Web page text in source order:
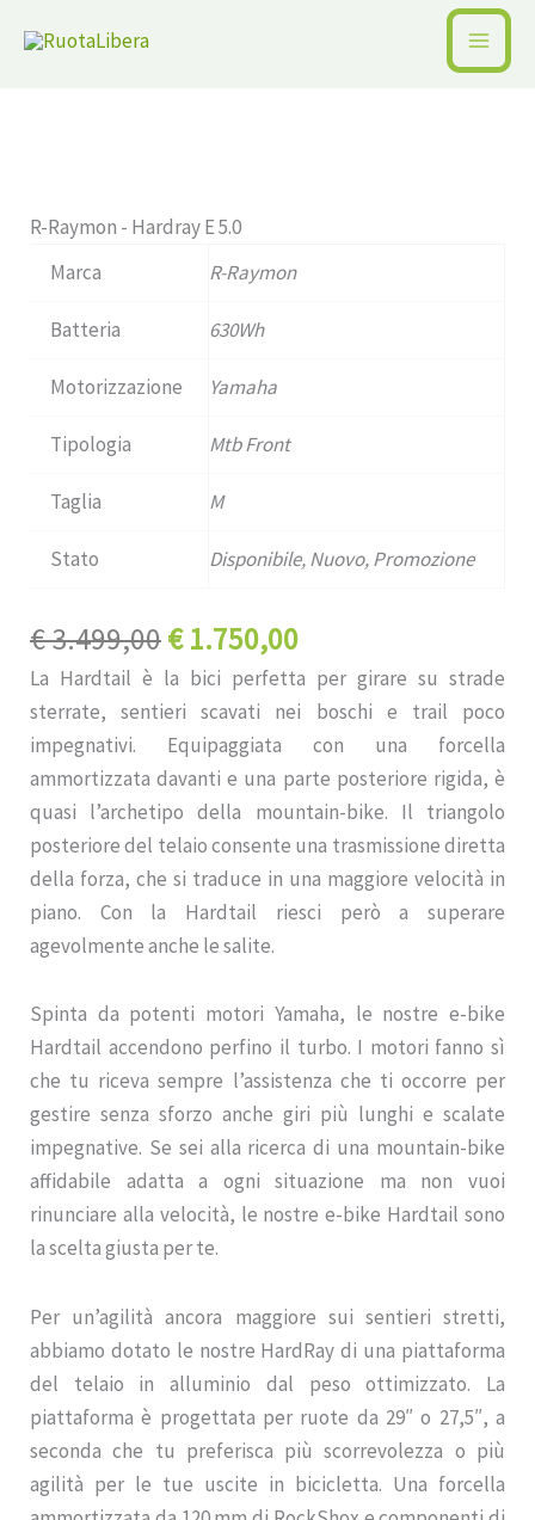
Home /Pagina precedente
R-Raymon - Hardray E 5.0
Marca
R-Raymon
Batteria 630Wh
Motorizzazione Yamaha
Tipologia Mtb Front
Taglia M
Stato Disponibile, Nuovo, Promozione
€3.499,00Il
prezzo
originale
era:
€ 3.499,00.
€1.750,00Il
prezzo
attuale
è:
€ 1.750,00.
La Hardtail è la bici perfetta per girare su strade
sterrate, sentieri scavati nei boschi e trail poco
impegnativi. Equipaggiata con una forcella
ammortizzata davanti e una parte posteriore rigida, è
quasi l’archetipo della mountain-bike. Il triangolo
posteriore del telaio consente una trasmissione diretta
della forza, che si traduce in una maggiore velocità in
piano. Con la Hardtail riesci però a superare
agevolmente anche le salite.
Spinta da potenti motori Yamaha, le nostre e-bike
Hardtail accendono perfino il turbo. I motori fanno sì
che tu riceva sempre l’assistenza che ti occorre per
gestire senza sforzo anche giri più lunghi e scalate
impegnative. Se sei alla ricerca di una mountain-bike
affidabile adatta a ogni situazione ma non vuoi
rinunciare alla velocità, le nostre e-bike Hardtail sono
la scelta giusta per te.
Per un’agilità ancora maggiore sui sentieri stretti,
abbiamo dotato le nostre HardRay di una piattaforma
del telaio in alluminio dal peso ottimizzato. La
piattaforma è progettata per ruote da 29″ o 27,5″, a
seconda che tu preferisca più scorrevolezza o più
agilità per le tue uscite in bicicletta. Una forcella